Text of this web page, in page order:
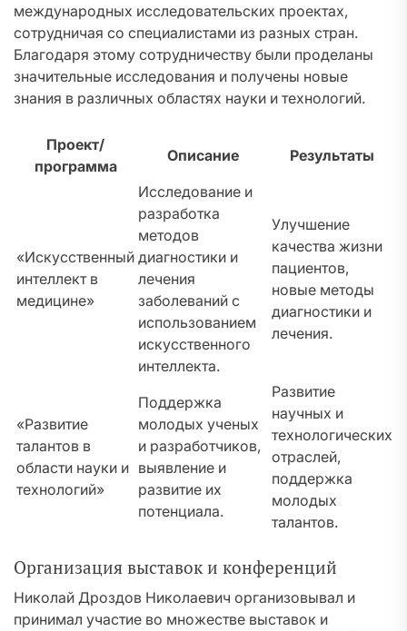
международных исследовательских проектах,
сотрудничая со специалистами из разных стран.
Благодаря этому сотрудничеству были проделаны
значительные исследования и получены новые
знания в различных областях науки и технологий.
Проект/
программа
Описание Результаты
«Искусственный
интеллект в
медицине»
Исследование и
разработка
методов
диагностики и
лечения
заболеваний с
использованием
искусственного
интеллекта.
Улучшение
качества жизни
пациентов,
новые методы
диагностики и
лечения.
«Развитие
талантов в
области науки и
технологий»
Поддержка
молодых ученых
и разработчиков,
выявление и
развитие их
потенциала.
Развитие
научных и
технологических
отраслей,
поддержка
молодых
талантов.
Организация выставок и конференций
Николай Дроздов Николаевич организовывал и
принимал участие во множестве выставок и